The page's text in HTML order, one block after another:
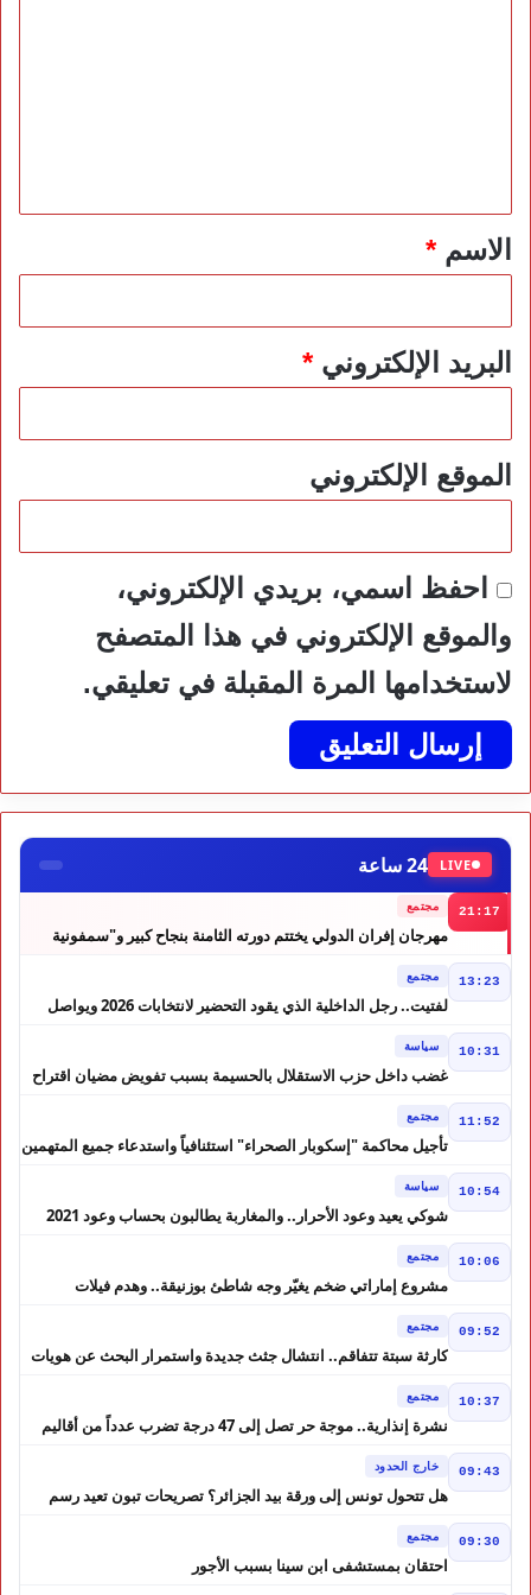
*الاسم*
البريد الإلكتروني*
الموقع الإلكتروني
احفظ اسمي، بريدي الإلكتروني،
والموقع الإلكتروني في هذا المتصفح
لاستخدامها المرة المقبلة في تعليقي.
LIVE 24 ساعة
21:17 مجتمع
مهرجان إفران الدولي يختتم دورته الثامنة بنجاح كبير و"سمفونية
13:23 مجتمع
لفتيت.. رجل الداخلية الذي يقود التحضير لانتخابات 2026 ويواصل
10:31 سياسة
غضب داخل حزب الاستقلال بالحسيمة بسبب تفويض مضيان اقتراح
11:52 مجتمع
تأجيل محاكمة "إسكوبار الصحراء" استئنافياً واستدعاء جميع المتهمين
10:54 سياسة
شوكي يعيد وعود الأحرار.. والمغاربة يطالبون بحساب وعود 2021
10:06 مجتمع
مشروع إماراتي ضخم يغيّر وجه شاطئ بوزنيقة.. وهدم فيلات
09:52 مجتمع
كارثة سبتة تتفاقم.. انتشال جثث جديدة واستمرار البحث عن هويات
10:37 مجتمع
نشرة إنذارية.. موجة حر تصل إلى 47 درجة تضرب عدداً من أقاليم
09:43 خارج الحدود
هل تتحول تونس إلى ورقة بيد الجزائر؟ تصريحات تبون تعيد رسم
09:30 مجتمع
احتقان بمستشفى ابن سينا بسبب الأجور